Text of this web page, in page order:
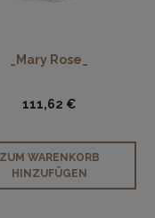
_Mary Rose_
111,62 €
ZUM WARENKORB
HINZUFÜGEN